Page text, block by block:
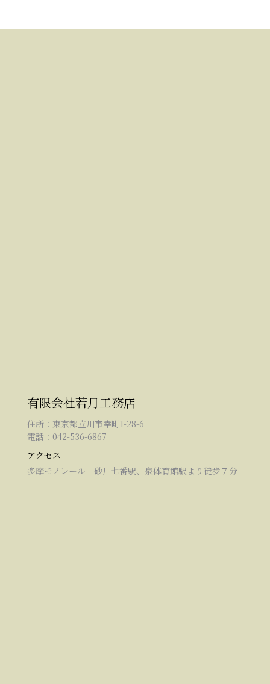
有限会社若月工務店
住所：東京都立川市幸町1-28-6
電話：042-536-6867
アクセス
多摩モノレール 砂川七番駅、泉体育館駅より徒歩７分